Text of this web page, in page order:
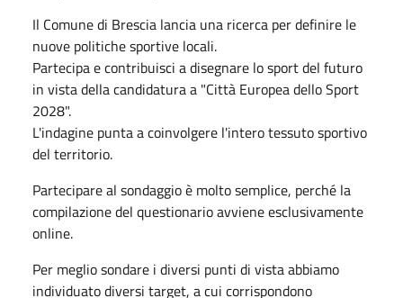
Il Comune di Brescia lancia una ricerca per definire le
nuove politiche sportive locali.
Partecipa e contribuisci a disegnare lo sport del futuro
in vista della candidatura a "Città Europea dello Sport
2028".
L'indagine punta a coinvolgere l'intero tessuto sportivo
del territorio.
Partecipare al sondaggio è molto semplice, perché la
compilazione del questionario avviene esclusivamente
online.
Per meglio sondare i diversi punti di vista abbiamo
individuato diversi target, a cui corrispondono